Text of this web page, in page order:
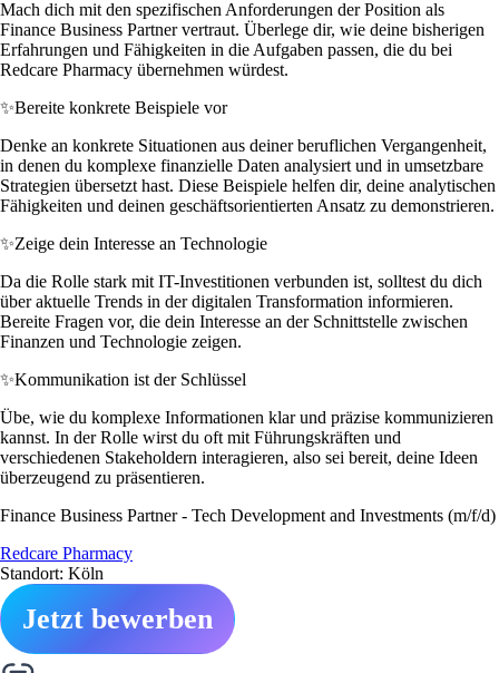
Mach dich mit den spezifischen Anforderungen der Position als
Finance Business Partner vertraut. Überlege dir, wie deine bisherigen
Erfahrungen und Fähigkeiten in die Aufgaben passen, die du bei
Redcare Pharmacy übernehmen würdest.
✨Bereite konkrete Beispiele vor
Denke an konkrete Situationen aus deiner beruflichen Vergangenheit,
in denen du komplexe finanzielle Daten analysiert und in umsetzbare
Strategien übersetzt hast. Diese Beispiele helfen dir, deine analytischen
Fähigkeiten und deinen geschäftsorientierten Ansatz zu demonstrieren.
✨Zeige dein Interesse an Technologie
Da die Rolle stark mit IT-Investitionen verbunden ist, solltest du dich
über aktuelle Trends in der digitalen Transformation informieren.
Bereite Fragen vor, die dein Interesse an der Schnittstelle zwischen
Finanzen und Technologie zeigen.
✨Kommunikation ist der Schlüssel
Übe, wie du komplexe Informationen klar und präzise kommunizieren
kannst. In der Rolle wirst du oft mit Führungskräften und
verschiedenen Stakeholdern interagieren, also sei bereit, deine Ideen
überzeugend zu präsentieren.
Finance Business Partner - Tech Development and Investments (m/f/d)
Redcare Pharmacy
Standort: Köln
Jetzt bewerben